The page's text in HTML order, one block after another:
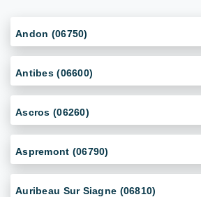
Andon (06750)
Antibes (06600)
Ascros (06260)
Aspremont (06790)
Auribeau Sur Siagne (06810)